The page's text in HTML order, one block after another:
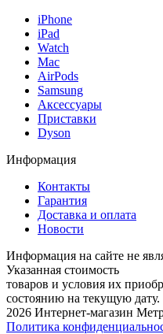
iPhone
iPad
Watch
Mac
AirPods
Samsung
Аксессуары
Приставки
Dyson
Информация
Контакты
Гарантия
Доставка и оплата
Новости
Информация на сайте не
Указанная стоимость
товаров и условия их
состоянию на текущую дату.
2026 Интернет-магазин
Политика